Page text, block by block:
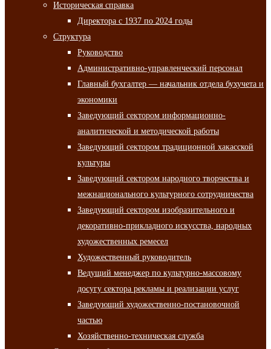
Историческая справка
Директора с 1937 по 2024 годы
Структура
Руководство
Административно-управленческий персонал
Главный бухгалтер — начальник отдела бухучета и
экономики
Заведующий сектором информационно-
аналитической и методической работы
Заведующий сектором традиционной хакасской
культуры
Заведующий сектором народного творчества и
межнационального культурного сотрудничества
Заведующий сектором изобразительного и
декоративно-прикладного искусства, народных
художественных ремесел
Художественный руководитель
Ведущий менеджер по культурно-массовому
досугу сектора рекламы и реализации услуг
Заведующий художественно-постановочной
частью
Хозяйственно-техническая служба